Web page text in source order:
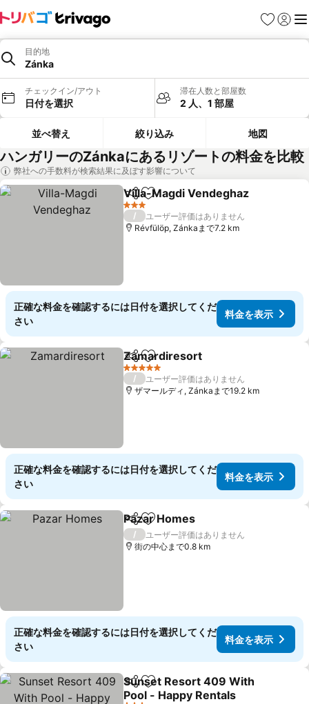
お気に入り
ログイ
メ
目的地
Zánka
チェックイン/アウト
日付を選択
滞在人数と部屋数
2 人、1 部屋
並べ替え 絞り込み 地図
ハンガリーのZánkaにあるリゾートの料金を比較
弊社への手数料が検索結果に及ぼす影響について
シェアお気に入りに追加
Villa-Magdi Vendeghaz
3 ホテルのランク
/
ユーザー評価はありません
Révfülöp, Zánkaまで7.2 km
正確な料金を確認するには日付を選択してくだ
さい
料金を表示
シェアお気に入りに追加
Zamardiresort
5 ホテルのランク
/
ユーザー評価はありません
ザマールディ, Zánkaまで19.2 km
正確な料金を確認するには日付を選択してくだ
さい
料金を表示
シェアお気に入りに追加
Pazar Homes
/
ユーザー評価はありません
街の中心まで0.8 km
正確な料金を確認するには日付を選択してくだ
さい
料金を表示
シェアお気に入りに追加
Sunset Resort 409 With
Pool - Happy Rentals